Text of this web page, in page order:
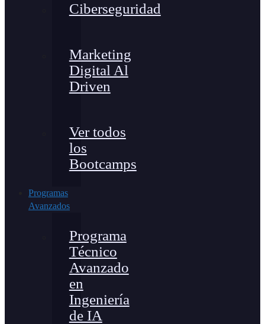
Ciberseguridad
Marketing
Digital Al
Driven
Ver todos
los
Bootcamps
Programas
Avanzados
Programa
Técnico
Avanzado
en
Ingeniería
de IA